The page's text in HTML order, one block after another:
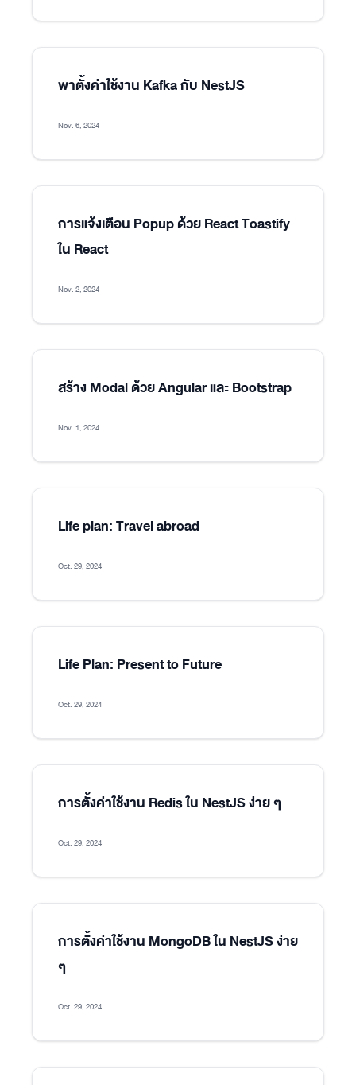
พาตั้งค่าใช้งาน Kafka กับ NestJS
Nov. 6, 2024
การแจ้งเตือน Popup ด้วย React Toastify
ใน React
Nov. 2, 2024
สร้าง Modal ด้วย Angular และ Bootstrap
Nov. 1, 2024
Life plan: Travel abroad
Oct. 29, 2024
Life Plan: Present to Future
Oct. 29, 2024
การตั้งค่าใช้งาน Redis ใน NestJS ง่าย ๆ
Oct. 29, 2024
การตั้งค่าใช้งาน MongoDB ใน NestJS ง่าย
ๆ
Oct. 29, 2024